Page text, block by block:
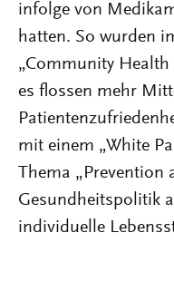
infolge von
hatten. So wurden
„Community
es flossen mehr
mit einem „White
Thema „Prevention
Gesundheitspolitik
individuelle